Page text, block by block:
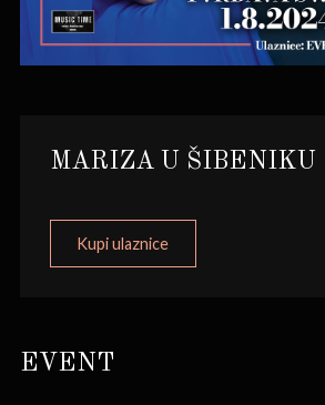
MARIZA U ŠIBENIKU
Kupi ulaznice
EVENT